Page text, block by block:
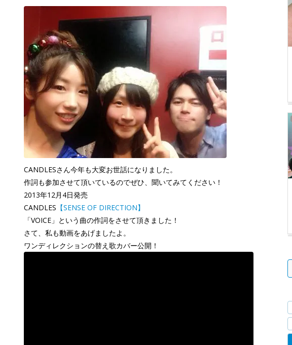
CANDLESさん今年も大変お世話になりました。
作詞も参加させて頂いているのでぜひ、聞いてみてください！
2013年12月4日発売
CANDLES 【SENSE OF DIRECTION】
「VOICE」という曲の作詞をさせて頂きました！
さて、私も動画をあげましたよ。
ワンディレクションの替え歌カバー公開！